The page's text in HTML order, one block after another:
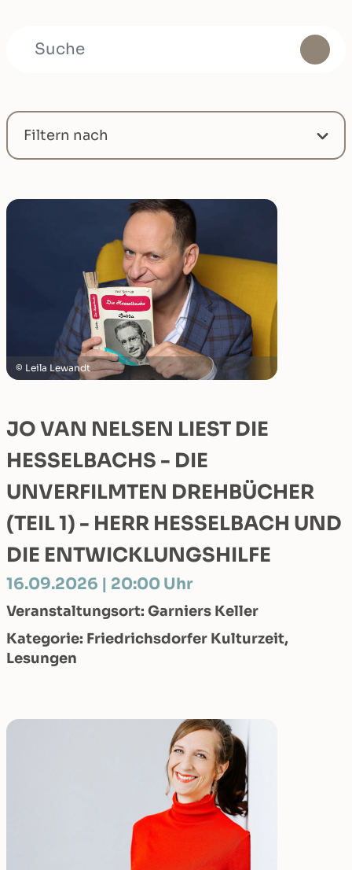
SUCHE
Filtern nach
Leila Lewandt
JO VAN NELSEN LIEST DIE
HESSELBACHS - DIE
UNVERFILMTEN DREHBÜCHER
(TEIL 1) - HERR HESSELBACH UND
DIE ENTWICKLUNGSHILFE
16.09.2026 | 20:00 Uhr
Veranstaltungsort: Garniers Keller
Kategorie: Friedrichsdorfer Kulturzeit,
Lesungen